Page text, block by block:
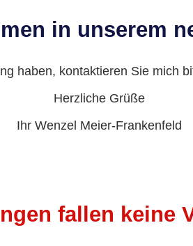
in unserem
haben, kontaktieren Sie mich
Herzliche Grüße
Ihr Wenzel Meier-Frankenfeld
fallen keine